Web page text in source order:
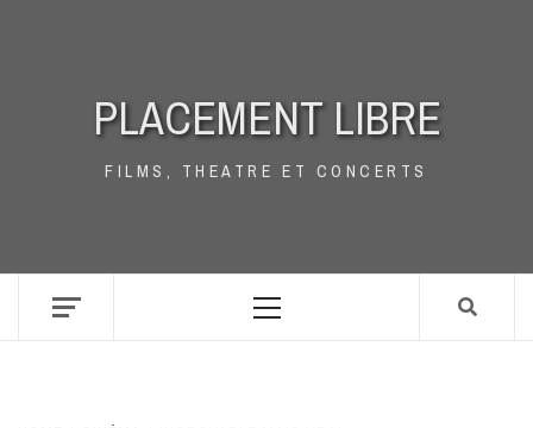
PLACEMENT LIBRE
FILMS, THEATRE ET CONCERTS
Menu